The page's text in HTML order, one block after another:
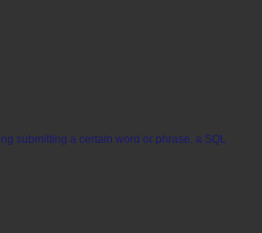
submitting a certain word or phrase, a SQL